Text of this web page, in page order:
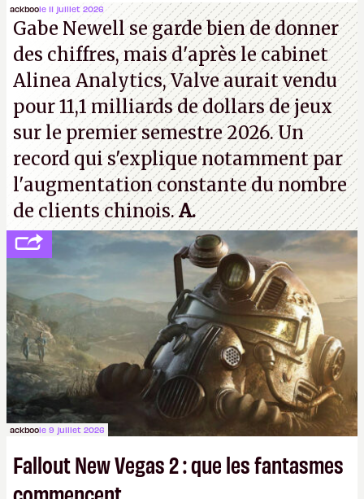
travaillé sur cetAssassin's Creedsous la direction
d'Ubisoft Singapour.A.
ackboole 11 juillet 2026
Gabe Newell se garde bien de donner
des chiffres, mais d'après le cabinet
Alinea Analytics, Valve aurait vendu
pour 11,1 milliards de dollars de jeux
sur le premier semestre 2026. Un
record qui s'explique notamment par
l'augmentation constante du nombre
de clients chinois.A.
ackboole 9 juillet 2026
Fallout New Vegas 2 : que les fantasmes
commencent